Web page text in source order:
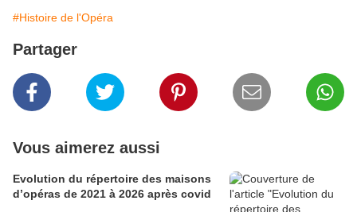
#Histoire de l'Opéra
Partager
Vous aimerez aussi
Evolution du répertoire des maisons
d’opéras de 2021 à 2026 après covid